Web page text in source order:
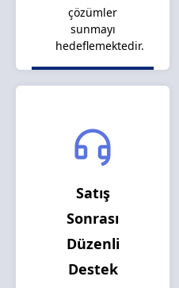
çözümler
sunmayı
hedeflemektedir.
Satış
Sonrası
Düzenli
Destek